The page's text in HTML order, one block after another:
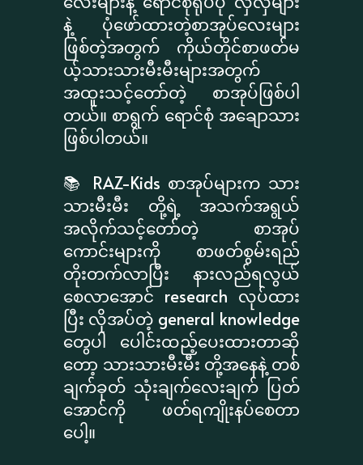
နဲ့ ပုံဖော်ထားတဲ့စာအုပ်လေးများ
ဖြစ်တဲ့အတွက် ကိုယ်တိုင်စာဖတ်မ
ယ့်သားသားမီးမီးများအတွက်
အထူးသင့်တော်တဲ့ စာအုပ်ဖြစ်ပါ
တယ်။ စာရွက် ရောင်စုံ အချောသား
ဖြစ်ပါတယ်။
📚 RAZ-Kids စာအုပ်များက သား
သားမီးမီး တို့ရဲ့ အသက်အရွယ်
အလိုက်သင့်တော်တဲ့ စာအုပ်
ကောင်းများကို စာဖတ်စွမ်းရည်
တိုးတက်လာပြီး နားလည်ရလွယ်
စေလာအောင် research လုပ်ထား
ပြီး လိုအပ်တဲ့ general knowledge
တွေပါ ပေါင်းထည့်ပေးထားတာဆို
တော့ သားသားမီးမီး တို့အနေနဲ့ တစ်
ချက်ခုတ် သုံးချက်လေးချက် ပြတ်
အောင်ကို ဖတ်ရကျိုးနပ်စေတာ
ပေါ့။